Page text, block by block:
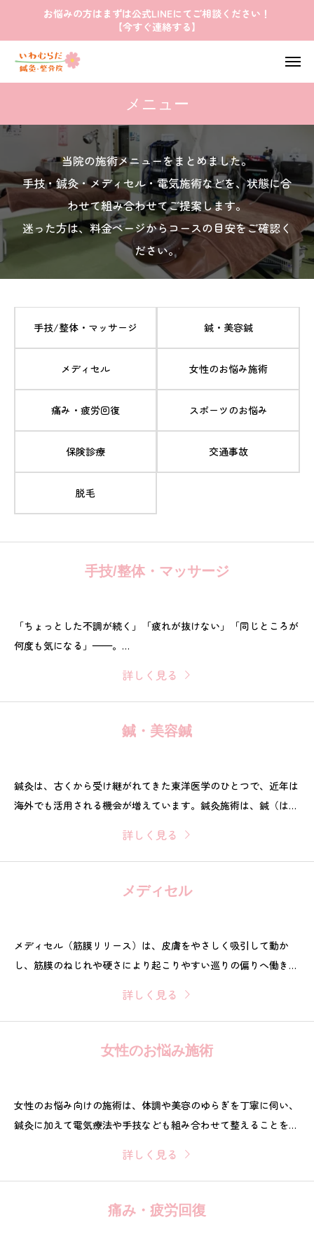
お悩みの方はまずは公式LINEにてご相談ください！
【今すぐ連絡する】
メニュー
当院の施術メニューをまとめました。
手技・鍼灸・メディセル・電気施術などを、状態に合
わせて組み合わせてご提案します。
迷った方は、料金ページからコースの目安をご確認く
ださい。
手技/整体・マッサージ 鍼・美容鍼
メディセル 女性のお悩み施術
痛み・疲労回復 スポーツのお悩み
保険診療 交通事故
脱毛
手技/整体・マッサージ
「ちょっとした不調が続く」「疲れが抜けない」「同じところが
何度も気になる」——。
態を目指すのが手技（整体・マッサージ）です。
当院では、まずお話を伺い、必要に応じて徒手検査などで状態を
確認したうえで、今の状態に合う施術の組み立てをご提案しま
詳しく見る
鍼・美容鍼
鍼灸は、古くから受け継がれてきた東洋医学のひとつで、近年は
海外でも活用される機会が増えています。鍼灸施術は、鍼（は
日本では、「はり師」「きゅう師」という国家資格を持つ施術者
詳しく見る
メディセル
メディセル（筋膜リリース）は、皮膚をやさしく吸引して動か
し、筋膜のねじれや硬さにより起こりやすい巡りの偏りへ働きか
アからスポーツ後のコンディショニング、ボディラインの変化が
気になる方のサポートまで、状態に合わせて行います。
詳しく見る
女性のお悩み施術
女性のお悩み向けの施術は、体調や美容のゆらぎを丁寧に伺い、
鍼灸に加えて電気療法や手技なども組み合わせて整えることを目
痛・PMS、更年期、肌悩みなど、目的に合わせてコースから選べ
ます。まずは今の状態を一緒に整理し、無理のないペースで進め
詳しく見る
痛み・疲労回復